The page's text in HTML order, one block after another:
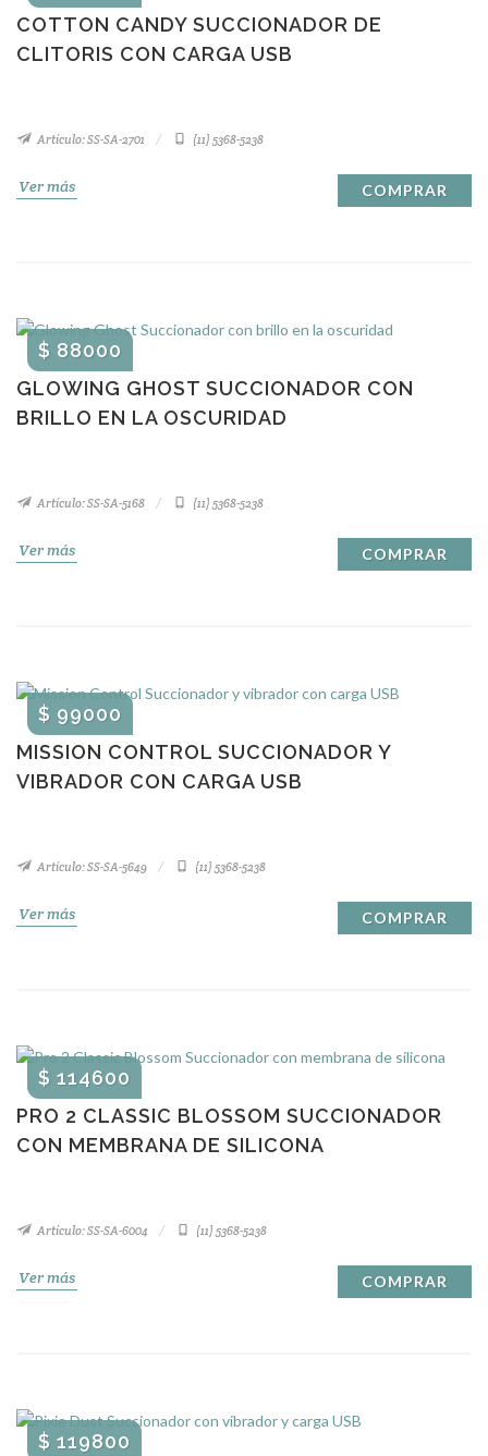
COTTON CANDY SUCCIONADOR DE
CLITORIS CON CARGA USB
Artículo: SS-SA-2701 (11) 5368-5238
Ver más COMPRAR
GLOWING GHOST SUCCIONADOR CON
BRILLO EN LA OSCURIDAD
$ 88000
Artículo: SS-SA-5168 (11) 5368-5238
Ver más COMPRAR
MISSION CONTROL SUCCIONADOR Y
VIBRADOR CON CARGA USB
$ 99000
Artículo: SS-SA-5649 (11) 5368-5238
Ver más COMPRAR
PRO 2 CLASSIC BLOSSOM SUCCIONADOR
CON MEMBRANA DE SILICONA
$ 114600
Artículo: SS-SA-6004 (11) 5368-5238
Ver más COMPRAR
$ 119800